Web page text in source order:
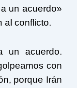
un acuerdo»
al conflicto.
un acuerdo.
con
porque Irán